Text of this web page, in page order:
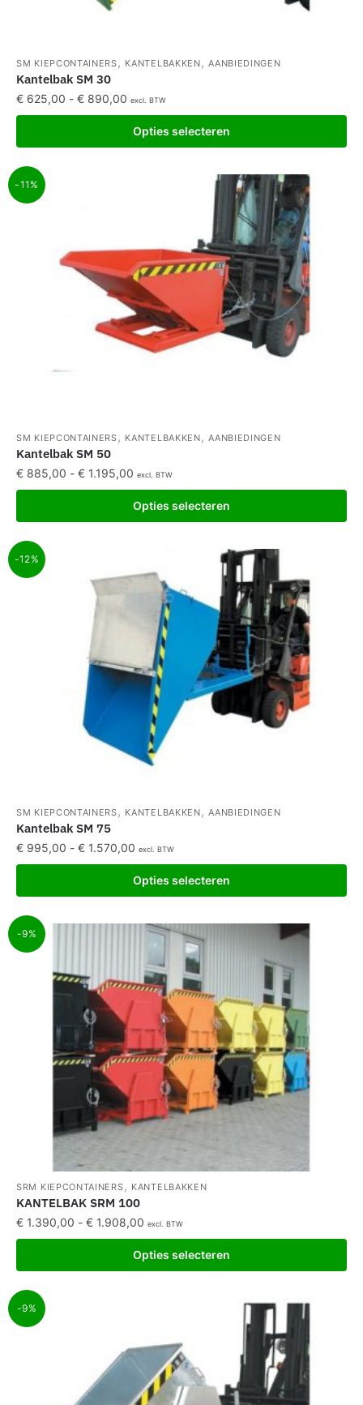
SM KIEPCONTAINERS, KANTELBAKKEN,AANBIEDINGEN
Kantelbak SM 30
€ 625,00 - € 890,00 excl. BTW
Opties selecteren
-11%
SM KIEPCONTAINERS, KANTELBAKKEN,AANBIEDINGEN
Kantelbak SM 50
€ 885,00 - € 1.195,00 excl. BTW
Opties selecteren
-12%
SM KIEPCONTAINERS, KANTELBAKKEN,AANBIEDINGEN
Kantelbak SM 75
€ 995,00 - € 1.570,00 excl. BTW
Opties selecteren
-9%
SRM KIEPCONTAINERS, KANTELBAKKEN
KANTELBAK SRM 100
€ 1.390,00 - € 1.908,00 excl. BTW
Opties selecteren
-9%